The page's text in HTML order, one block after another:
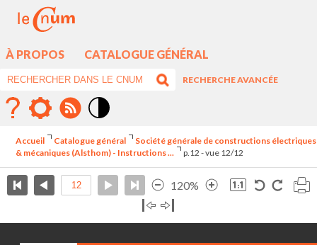
À PROPOS CATALOGUE GÉNÉRAL
RECHERCHE AVANCÉE
élévé
Accueil Catalogue général
Société générale de constructions électriques
& mécaniques (Alsthom) - Instructions ...
p.12 - vue 12/12
120%